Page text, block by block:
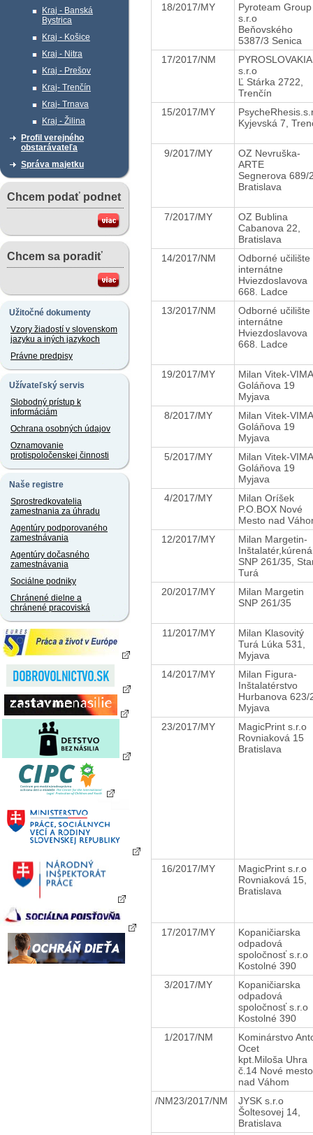
Kraj - Banská
Bystrica
Kraj - Košice
Kraj - Nitra
Kraj - Prešov
Kraj- Trenčín
Kraj- Trnava
Kraj - Žilina
Profil verejného
obstarávateľa
Správa majetku
Chcem podať podnet
Chcem sa poradiť
Užitočné dokumenty
Vzory žiadostí v slovenskom
jazyku a iných jazykoch
Právne predpisy
Užívateľský servis
Slobodný prístup k
informáciám
Ochrana osobných údajov
Oznamovanie
protispoločenskej činnosti
Naše registre
Sprostredkovatelia
zamestnania za úhradu
Agentúry podporovaného
zamestnávania
Agentúry dočasného
zamestnávania
Sociálne podniky
Chránené dielne a
chránené pracoviská
18/2017/MY
Pyroteam Group
s.r.o
Beňovského
5387/3 Senica
17/2017/NM
PYROSLOVAKIA
s.r.o
Ľ Stárka 2722,
Trenčín
15/2017/MY
Kyjevská 7,
9/2017/MY
OZ Nevruška-
ARTE
Segnerova 689/
Bratislava
7/2017/MY
OZ Bublina
Cabanova 22,
Bratislava
14/2017/NM
Odborné učilište
internátne
Hviezdoslavova
668. Ladce
13/2017/NM
Odborné učilište
internátne
Hviezdoslavova
668. Ladce
19/2017/MY
Milan Vitek-
Goláňova 19
Myjava
8/2017/MY
Milan Vitek-
Goláňova 19
Myjava
5/2017/MY
Milan Vitek-
Goláňova 19
Myjava
4/2017/MY
Milan Oríšek
P.O.BOX Nové
Mesto nad
12/2017/MY
Milan Margetin-
SNP 261/35,
Turá
20/2017/MY
Milan Margetin
SNP 261/35
11/2017/MY
Milan Klasovitý
Turá Lúka 531,
Myjava
14/2017/MY
Milan Figura-
Inštalatérstvo
Hurbanova 623/
Myjava
23/2017/MY
MagicPrint s.r.o
Rovniaková 15
Bratislava
16/2017/MY
MagicPrint s.r.o
Rovniaková 15,
Bratislava
17/2017/MY
Kopaničiarska
odpadová
spoločnosť s.r.o
Kostolné 390
3/2017/MY
Kopaničiarska
odpadová
spoločnosť s.r.o
Kostolné 390
1/2017/NM
Kominárstvo
Ocet
kpt.Miloša Uhra
č.14 Nové mesto
nad Váhom
/NM23/2017/NM
JYSK s.r.o
Šoltesovej 14,
Bratislava